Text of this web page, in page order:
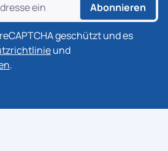
Abonnieren
geschützt und es
und
.